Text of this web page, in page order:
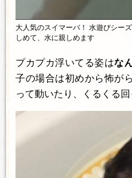
大人気のスイマーバ！ 水遊びシー
しめて、水に親しめます
プカプカ浮いてる姿はな
子の場合は初めから怖が
って動いたり、くるくる